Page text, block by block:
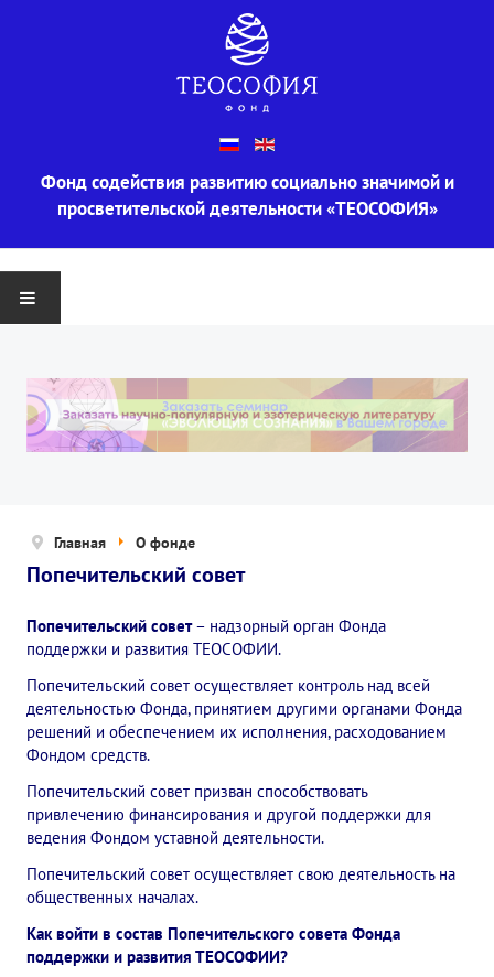
Фонд содействия развитию социально значимой и
просветительской деятельности «ТЕОСОФИЯ»
О ФОНДЕ
Информация
Попечительский совет
Отчетные документы
Концепция деятельности
Нам помогают
Политика конфиденциальности
ПРОЕКТЫ
✔️ Заказать мероприятие
Главная О фонде
Попечительский совет
Попечительский совет– надзорный орган Фонда
поддержки и развития ТЕОСОФИИ.
Попечительский совет осуществляет контроль над всей
деятельностью Фонда, принятием другими органами Фонда
решений и обеспечением их исполнения, расходованием
Фондом средств.
Попечительский совет призван способствовать
привлечению финансирования и другой поддержки для
ведения Фондом уставной деятельности.
Попечительский совет осуществляет свою деятельность на
общественных началах.
Как войти в состав Попечительского совета Фонда
поддержки и развития ТЕОСОФИИ?